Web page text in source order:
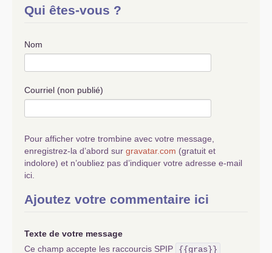
Qui êtes-vous ?
Nom
Courriel (non publié)
Pour afficher votre trombine avec votre message,
enregistrez-la d’abord sur gravatar.com (gratuit et
indolore) et n’oubliez pas d’indiquer votre adresse e-mail
ici.
Ajoutez votre commentaire ici
Texte de votre message
Ce champ accepte les raccourcis SPIP
{{gras}}